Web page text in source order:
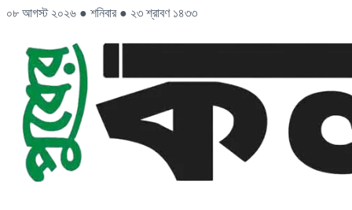
০৮ আগস্ট ২০২৬ ● শনিবার ● ২৩ শ্রাবণ ১৪৩৩